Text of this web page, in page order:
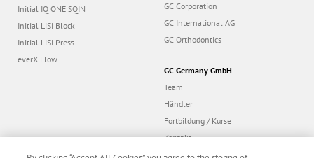
Initial IQ ONE SQIN
Initial LiSi Block
Initial LiSi Press
everX Flow
GC Corporation
GC International AG
GC Orthodontics
GC Germany GmbH
Team
Händler
Fortbildung / Kurse
Kontakt
Dealer portal